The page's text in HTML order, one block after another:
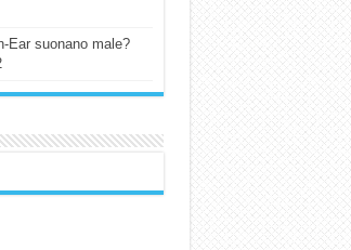
Ear suonano male?